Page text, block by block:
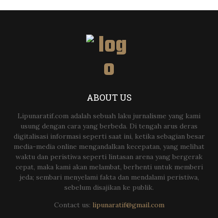
ABOUT US
Lipunaratif.com adalah sebuah laku jurnalisme yang kami
usung dengan cara yang berbeda. Di tengah arus deras
digitalisasi informasi seperti saat ini, ketika sebagian besar
media-media online mengandalkan kecepatan, yang melihat
waktu dan peristiwa seperti lintasan arena yang bergerak
cepat, maka kami akan melambat, berhenti untuk memberi
jeda; sembari menyelami fakta dan mendalami peristiwa,
sebelum disajikan ke publik.
Contact us: lipunaratif@gmail.com